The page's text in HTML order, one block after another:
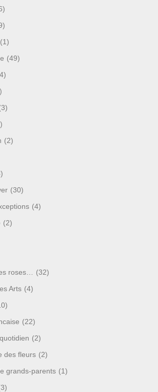
(1)
(49)
(2)
(30)
(4)
(2)
roses… (32)
Arts (4)
(22)
(2)
des fleurs (2)
grands-parents (1)